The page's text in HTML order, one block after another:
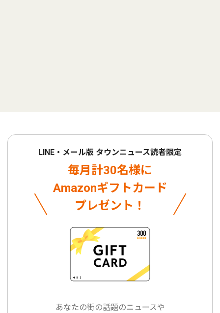
LINE・メール版 タウンニュース読者限定
毎月計30名様に
Amazonギフトカード
プレゼント！
あなたの街の話題のニュースや